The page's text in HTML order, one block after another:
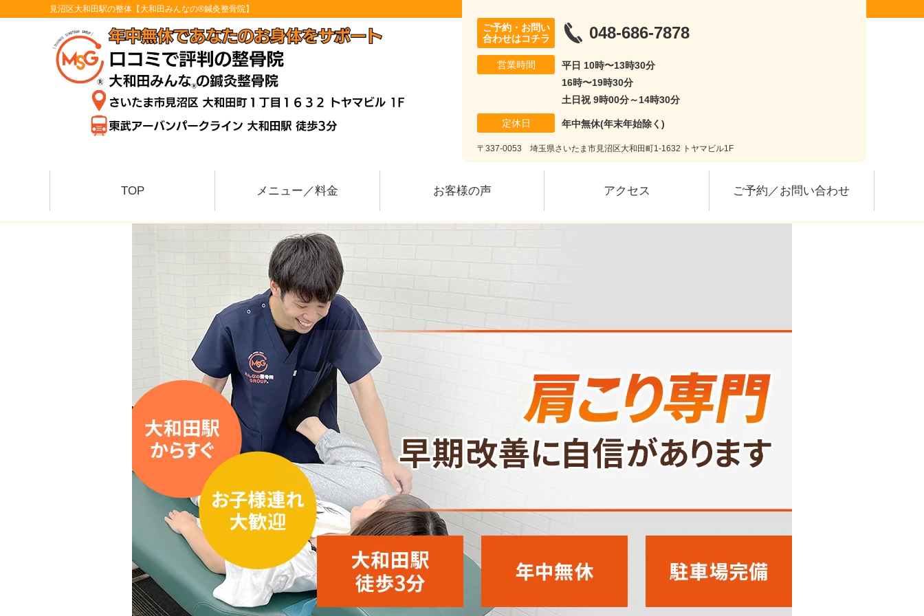
見沼区大和田駅の整体【大和田みんなの®鍼灸整骨院】
ご予約・お問い
合わせはコチラ
048-686-7878
営業時間
平日 10時〜13時30分
16時〜19時30分
土日祝 9時00分～14時30分
定休日 年中無休(年末年始除く)
〒337-0053 埼玉県さいたま市見沼区大和田町1-1632 トヤマビル1F
TOP メニュー／料金 お客様の声 アクセス ご予約／お問い合わせ